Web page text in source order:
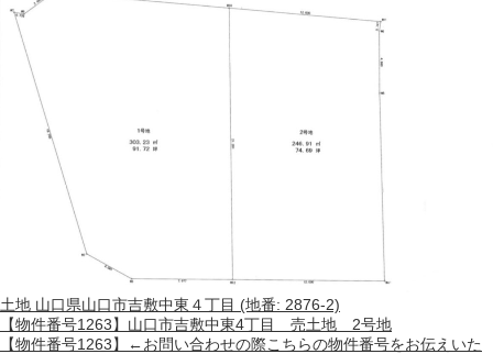
土地 山口県山口市吉敷中東４丁目 (地番: 2876-2)
【物件番号1263】山口市吉敷中東4丁目 売土地 2号地
【物件番号1263】←お問い合わせの際こちらの物件番号をお伝えいた